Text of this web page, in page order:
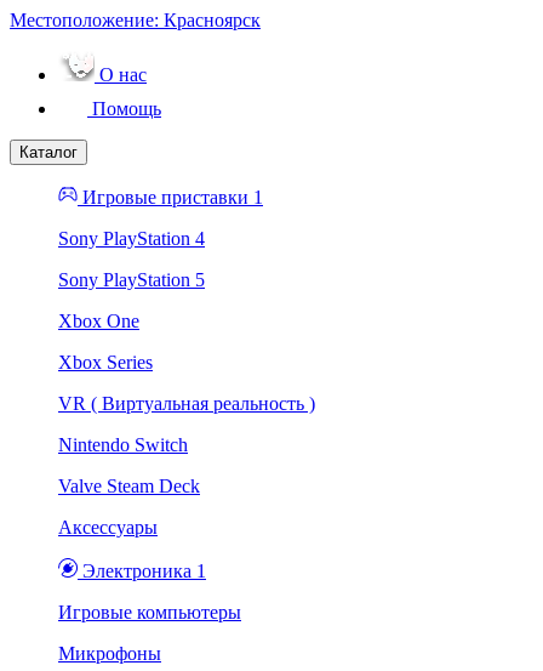
Местоположение: Красноярск
О нас
Помощь
Каталог
Игровые приставки 1
Sony PlayStation 4
Sony PlayStation 5
Xbox One
Xbox Series
VR ( Виртуальная реальность )
Nintendo Switch
Valve Steam Deck
Аксессуары
Электроника 1
Игровые компьютеры
Микрофоны